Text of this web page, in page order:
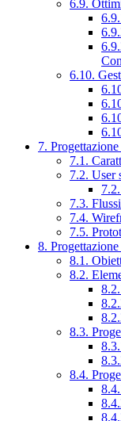
6.9.
6.10.
7.
7.1.
7.2. User
7.3.
7.4.
7.5.
8.
8.1.
8.2.
8.3.
8.4.